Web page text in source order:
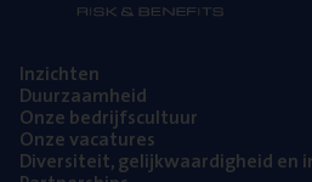
Inzich­ten
Duur­zaam­heid
Onze bedrijfs­cul­tuur
Onze vaca­tu­res
Diver­si­teit, gelijk­waar­dig­heid en